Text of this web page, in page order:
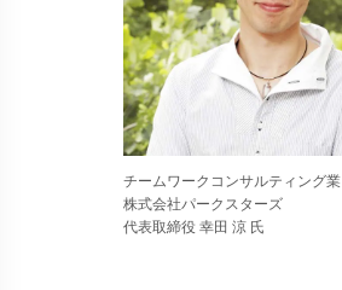
チームワークコンサルティング業
株式会社パークスターズ
代表取締役 幸田 涼 氏